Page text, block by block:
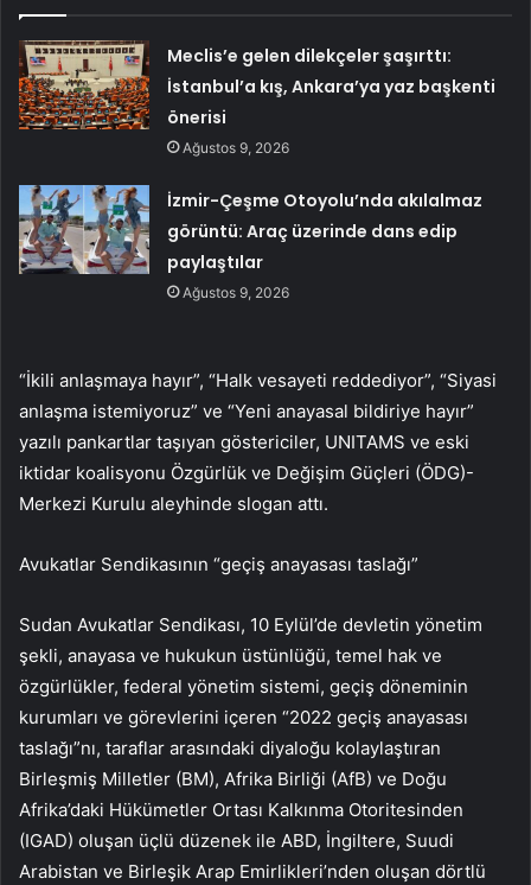
Meclis’e gelen dilekçeler şaşırttı:
İstanbul’a kış, Ankara’ya yaz başkenti
önerisi
Ağustos 9, 2026
İzmir-Çeşme Otoyolu’nda akılalmaz
görüntü: Araç üzerinde dans edip
paylaştılar
Ağustos 9, 2026
“İkili anlaşmaya hayır”, “Halk vesayeti reddediyor”, “Siyasi
anlaşma istemiyoruz” ve “Yeni anayasal bildiriye hayır”
yazılı pankartlar taşıyan göstericiler, UNITAMS ve eski
iktidar koalisyonu Özgürlük ve Değişim Güçleri (ÖDG)-
Merkezi Kurulu aleyhinde slogan attı.
Avukatlar Sendikasının “geçiş anayasası taslağı”
Sudan Avukatlar Sendikası, 10 Eylül’de devletin yönetim
şekli, anayasa ve hukukun üstünlüğü, temel hak ve
özgürlükler, federal yönetim sistemi, geçiş döneminin
kurumları ve görevlerini içeren “2022 geçiş anayasası
taslağı”nı, taraflar arasındaki diyaloğu kolaylaştıran
Birleşmiş Milletler (BM), Afrika Birliği (AfB) ve Doğu
Afrika’daki Hükümetler Ortası Kalkınma Otoritesinden
(IGAD) oluşan üçlü düzenek ile ABD, İngiltere, Suudi
Arabistan ve Birleşik Arap Emirlikleri’nden oluşan dörtlü